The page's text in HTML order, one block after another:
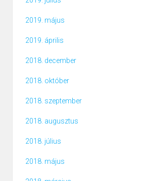
2019. május
2019. április
2018. december
2018. október
2018. szeptember
2018. augusztus
2018. július
2018. május